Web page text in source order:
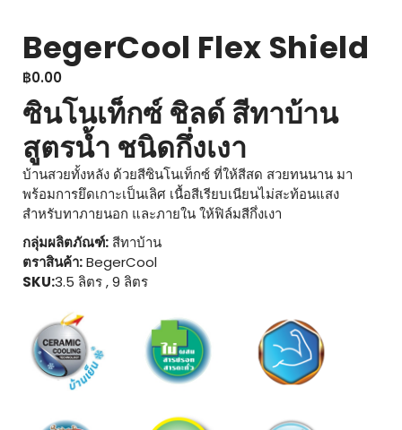
BegerCool Flex Shield
฿0.00
ซินโนเท็กซ์ ชิลด์ สีทาบ้าน
สูตรน้ำ ชนิดกึ่งเงา
บ้านสวยทั้งหลัง ด้วยสีซินโนเท็กซ์ ที่ให้สีสด สวยทนนาน มา
พร้อมการยึดเกาะเป็นเลิศ เนื้อสีเรียบเนียนไม่สะท้อนแสง
สำหรับทาภายนอก และภายใน ให้ฟิล์มสีกึ่งเงา
กลุ่มผลิตภัณฑ์: สีทาบ้าน
ตราสินค้า:BegerCool
SKU:3.5 ลิตร , 9 ลิตร